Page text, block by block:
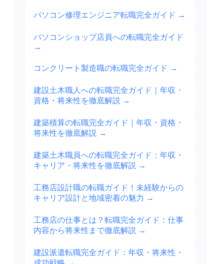
パソコン修理エンジニア転職完全ガイド →
パソコンショップ店員への転職完全ガイド
→
コンクリート製造職の転職完全ガイド →
建設土木職人への転職完全ガイド｜年収・
資格・将来性を徹底解説 →
建築積算の転職完全ガイド｜年収・資格・
将来性を徹底解説 →
建築土木職員への転職完全ガイド：年収・
キャリア・将来性を徹底解説 →
工務店設計職の転職ガイド！未経験からの
キャリア設計と地域密着の魅力 →
工務店の仕事とは？転職完全ガイド：仕事
内容から将来性まで徹底解説 →
建設派遣転職完全ガイド：年収・将来性・